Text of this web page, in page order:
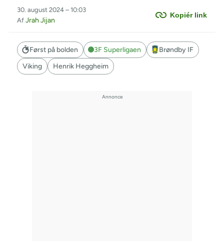
Kopiér link
30. august 2024 – 10:03
Af Jrah Jijan
Først på bolden 3F Superligaen
Brøndby IF
Viking
Henrik Heggheim